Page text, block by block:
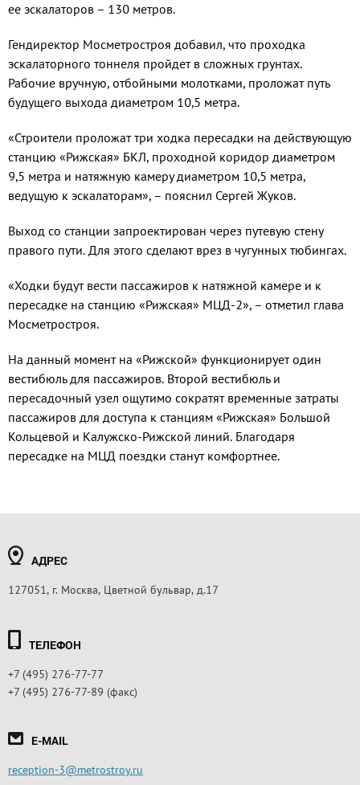
ее эскалаторов – 130 метров.
Гендиректор Мосметростроя добавил, что проходка
эскалаторного тоннеля пройдет в сложных грунтах.
Рабочие вручную, отбойными молотками, проложат путь
будущего выхода диаметром 10,5 метра.
«Строители проложат три ходка пересадки на действующую
станцию «Рижская» БКЛ, проходной коридор диаметром
9,5 метра и натяжную камеру диаметром 10,5 метра,
ведущую к эскалаторам», – пояснил Сергей Жуков.
Выход со станции запроектирован через путевую стену
правого пути. Для этого сделают врез в чугунных тюбингах.
«Ходки будут вести пассажиров к натяжной камере и к
пересадке на станцию «Рижская» МЦД-2», – отметил глава
Мосметростроя.
На данный момент на «Рижской» функционирует один
вестибюль для пассажиров. Второй вестибюль и
пересадочный узел ощутимо сократят временные затраты
пассажиров для доступа к станциям «Рижская» Большой
Кольцевой и Калужско-Рижской линий. Благодаря
пересадке на МЦД поездки станут комфортнее.
АДРЕС
127051, г. Москва, Цветной бульвар, д.17
ТЕЛЕФОН
+7 (495) 276-77-77
+7 (495) 276-77-89 (факс)
E-MAIL
reception-3@metrostroy.ru